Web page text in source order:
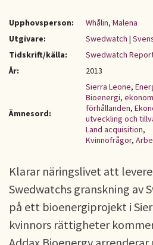
Upphovsperson:
Whålin, Malena
Utgivare:
Swedwatch |
Tidskrift/källa:
Swedwatch
År:
2013
Ämnesord:
Sierra Leone,
Bioenergi,
förhållanden,
utveckling och
Land acquisition,
Kvinnofrågor,
Klarar näringslivet att
Swedwatchs granskning av
på ett bioenergiprojekt i
kvinnors rättigheter